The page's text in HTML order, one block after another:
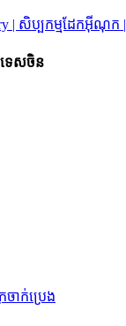
ទេសចិន
ចាក់​ប្រេង​